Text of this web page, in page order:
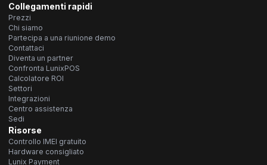
Collegamenti rapidi
Prezzi
Chi siamo
Partecipa a una riunione demo
Contattaci
Diventa un partner
Confronta LunixPOS
Calcolatore ROI
Settori
Integrazioni
Centro assistenza
Sedi
Risorse
Controllo IMEI gratuito
Hardware consigliato
Lunix Payment